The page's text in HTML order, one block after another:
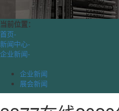
当前位置：
首页-
新闻中心-
企业新闻-
企业新闻
展会新闻